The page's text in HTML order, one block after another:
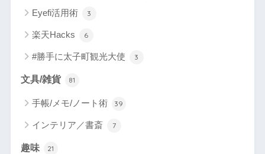
Eyefi活用術 3
楽天Hacks 6
#勝手に太子町観光大使 3
文具/雑貨 81
手帳/メモ/ノート術 39
インテリア／書斎 7
趣味 21